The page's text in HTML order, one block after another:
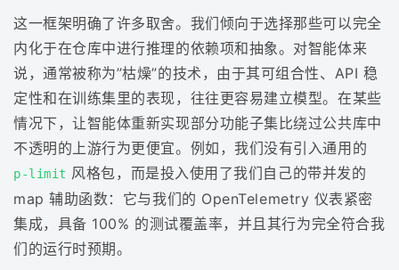
这一框架明确了许多取舍。我们倾向于选择那些可以完全
内化于在仓库中进行推理的依赖项和抽象。对智能体来
说，通常被称为”枯燥”的技术，由于其可组合性、API 稳
定性和在训练集里的表现，往往更容易建立模型。在某些
情况下，让智能体重新实现部分功能子集比绕过公共库中
不透明的上游行为更便宜。例如，我们没有引入通用的
p-limit 风格包，而是投入使用了我们自己的带并发的
map 辅助函数：它与我们的 OpenTelemetry 仪表紧密
集成，具备 100% 的测试覆盖率，并且其行为完全符合我
们的运行时预期。